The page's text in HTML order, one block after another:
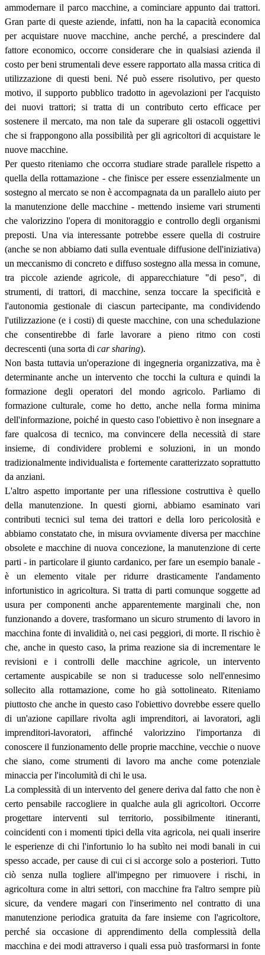
ammodernare il parco macchine, a cominciare appunto dai trattori.
Gran parte di queste aziende, infatti, non ha la capacità economica
per acquistare nuove macchine, anche perché, a prescindere dal
fattore economico, occorre considerare che in qualsiasi azienda il
costo per beni strumentali deve essere rapportato alla massa critica di
utilizzazione di questi beni. Né può essere risolutivo, per questo
motivo, il supporto pubblico tradotto in agevolazioni per l'acquisto
dei nuovi trattori; si tratta di un contributo certo efficace per
sostenere il mercato, ma non tale da superare gli ostacoli oggettivi
che si frappongono alla possibilità per gli agricoltori di acquistare le
nuove macchine.
Per questo riteniamo che occorra studiare strade parallele rispetto a
quella della rottamazione - che finisce per essere essenzialmente un
sostegno al mercato se non è accompagnata da un parallelo aiuto per
la manutenzione delle macchine - mettendo insieme vari strumenti
che valorizzino l'opera di monitoraggio e controllo degli organismi
preposti. Una via interessante potrebbe essere quella di costruire
(anche se non abbiamo dati sulla eventuale diffusione dell'iniziativa)
un meccanismo di concreto e diffuso sostegno alla messa in comune,
tra piccole aziende agricole, di apparecchiature "di peso", di
strumenti, di trattori, di macchine, senza toccare la specificità e
l'autonomia gestionale di ciascun partecipante, ma condividendo
l'utilizzazione (e i costi) di queste macchine, con una schedulazione
che consentirebbe di farle lavorare a pieno ritmo con costi
decrescenti (una sorta di car sharing).
Non basta tuttavia un'operazione di ingegneria organizzativa, ma è
determinante anche un intervento che tocchi la cultura e quindi la
formazione degli operatori del mondo agricolo. Parliamo di
formazione culturale, come ho detto, anche nella forma minima
dell'informazione, poiché in questo caso l'obiettivo è non insegnare a
fare qualcosa di tecnico, ma convincere della necessità di stare
insieme, di condividere problemi e soluzioni, in un mondo
tradizionalmente individualista e fortemente caratterizzato soprattutto
da anziani.
L'altro aspetto importante per una riflessione costruttiva è quello
della manutenzione. In questi giorni, abbiamo esaminato vari
contributi tecnici sul tema dei trattori e della loro pericolosità e
abbiamo constatato che, in misura ovviamente diversa per macchine
obsolete e macchine di nuova concezione, la manutenzione di certe
parti - in particolare il giunto cardanico, per fare un esempio banale -
è un elemento vitale per ridurre drasticamente l'andamento
infortunistico in agricoltura. Si tratta di parti comunque soggette ad
usura per componenti anche apparentemente marginali che, non
funzionando a dovere, trasformano un sicuro strumento di lavoro in
macchina fonte di invalidità o, nei casi peggiori, di morte. Il rischio è
che, anche in questo caso, la prima reazione sia di incrementare le
revisioni e i controlli delle macchine agricole, un intervento
certamente auspicabile se non si traducesse solo nell'ennesimo
sollecito alla rottamazione, come ho già sottolineato. Riteniamo
piuttosto che anche in questo caso l'obiettivo dovrebbe essere quello
di un'azione capillare rivolta agli imprenditori, ai lavoratori, agli
imprenditori-lavoratori, affinché valorizzino l'importanza di
conoscere il funzionamento delle proprie macchine, vecchie o nuove
che siano, come strumenti di lavoro ma anche come potenziale
minaccia per l'incolumità di chi le usa.
La complessità di un intervento del genere deriva dal fatto che non è
certo pensabile raccogliere in qualche aula gli agricoltori. Occorre
progettare interventi sul territorio, possibilmente itineranti,
coincidenti con i momenti tipici della vita agricola, nei quali inserire
le esperienze di chi l'infortunio lo ha subìto nei modi banali in cui
spesso accade, per cause di cui ci si accorge solo a posteriori. Tutto
ciò senza nulla togliere all'impegno per rimuovere i rischi, in
agricoltura come in altri settori, con macchine fra l'altro sempre più
sicure, da vendere magari con l'inserimento nel contratto di una
manutenzione periodica gratuita da fare insieme con l'agricoltore,
perché sia occasione di apprendimento della complessità della
macchina e dei modi attraverso i quali essa può trasformarsi in fonte